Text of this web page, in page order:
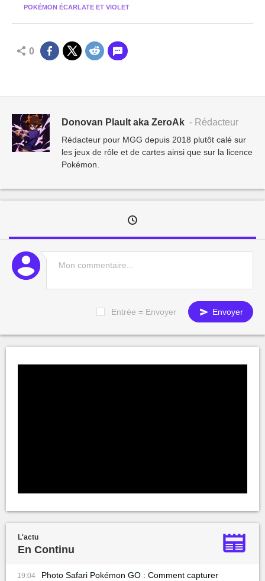
POKÉMON ÉCARLATE ET VIOLET
0
Donovan Plault aka ZeroAk - Rédacteur
Rédacteur pour MGG depuis 2018 plutôt calé sur
les jeux de rôle et de cartes ainsi que sur la licence
Pokémon.
Entrée = Envoyer Envoyer
L'actu
En Continu
19:04
Photo Safari Pokémon GO : Comment capturer